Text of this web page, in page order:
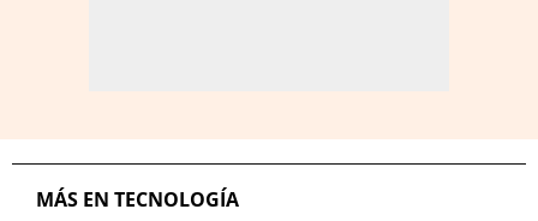
MÁS EN TECNOLOGÍA